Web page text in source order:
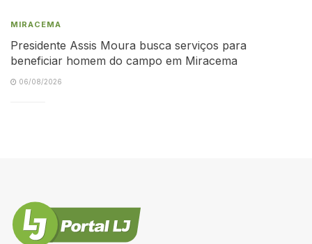
MIRACEMA
Presidente Assis Moura busca serviços para
beneficiar homem do campo em Miracema
06/08/2026